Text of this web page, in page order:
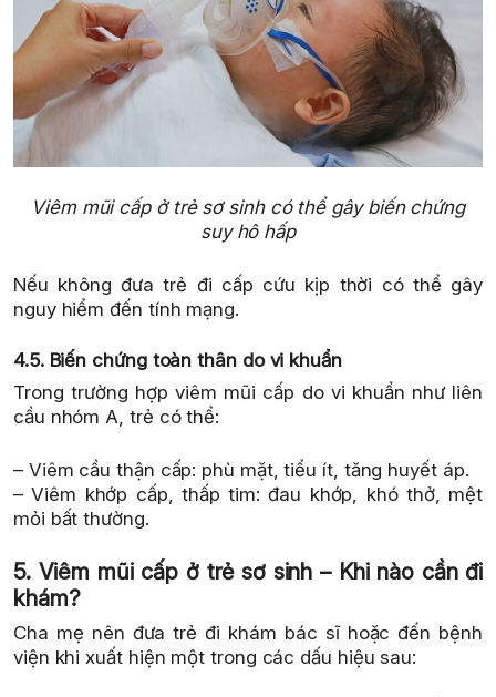
Viêm mũi cấp ở trẻ sơ sinh có thể gây biến chứng
suy hô hấp
Nếu không đưa trẻ đi cấp cứu kịp thời có thể gây
nguy hiểm đến tính mạng.
4.5. Biến chứng toàn thân do vi khuẩn
Trong trường hợp viêm mũi cấp do vi khuẩn như liên
cầu nhóm A, trẻ có thể:
– Viêm cầu thận cấp: phù mặt, tiểu ít, tăng huyết áp.
– Viêm khớp cấp, thấp tim: đau khớp, khó thở, mệt
mỏi bất thường.
5. Viêm mũi cấp ở trẻ sơ sinh – Khi nào cần đi
khám?
Cha mẹ nên đưa trẻ đi khám bác sĩ hoặc đến bệnh
viện khi xuất hiện một trong các dấu hiệu sau: